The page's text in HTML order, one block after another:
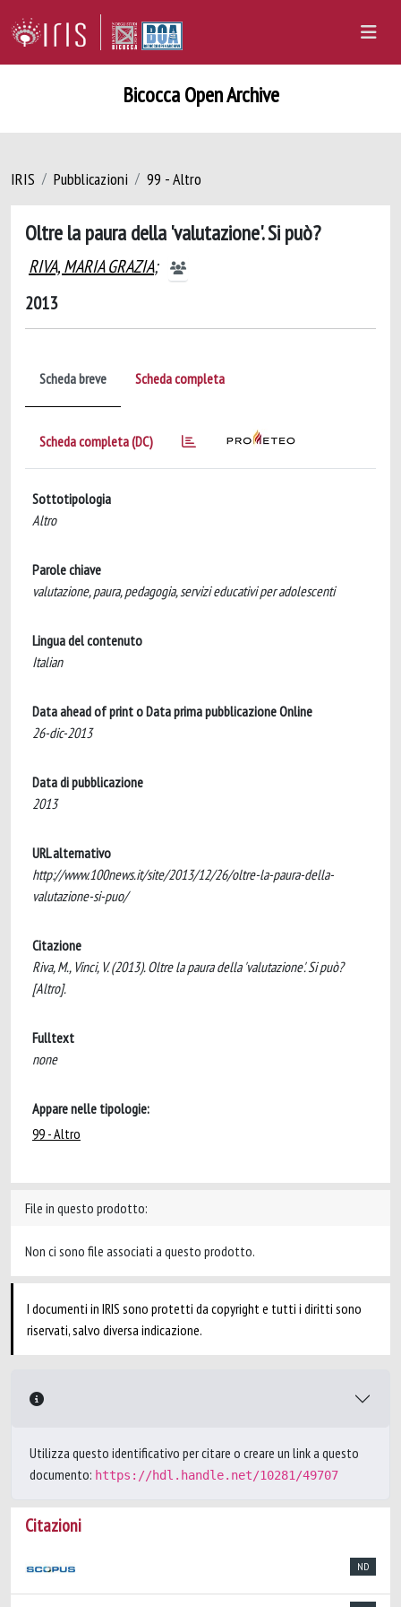
Bicocca Open Archive
IRIS Pubblicazioni 99 - Altro
Oltre la paura della 'valutazione'. Si può?
RIVA, MARIA GRAZIA;
2013
Scheda breve Scheda completa
Scheda completa (DC)
Sottotipologia
Altro
Parole chiave
valutazione, paura, pedagogia, servizi educativi per adolescenti
Lingua del contenuto
Italian
Data ahead of print o Data prima pubblicazione Online
26-dic-2013
Data di pubblicazione
2013
URL alternativo
http://www.100news.it/site/2013/12/26/oltre-la-paura-della-
valutazione-si-puo/
Citazione
Riva, M., Vinci, V. (2013). Oltre la paura della 'valutazione'. Si può?
[Altro].
Fulltext
none
Appare nelle tipologie:
99 - Altro
File in questo prodotto:
Non ci sono file associati a questo prodotto.
I documenti in IRIS sono protetti da copyright e tutti i diritti sono
riservati, salvo diversa indicazione.
Utilizza questo identificativo per citare o creare un link a questo
documento: https://hdl.handle.net/10281/49707
Citazioni
ND